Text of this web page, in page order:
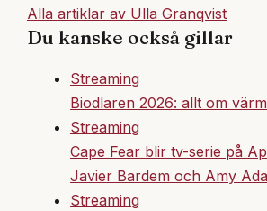
Alla artiklar av Ulla Granqvist
Du kanske också gillar
Streaming
Biodlaren 2026: allt om
Streaming
Cape Fear blir tv-serie på
Javier Bardem och Amy
Streaming